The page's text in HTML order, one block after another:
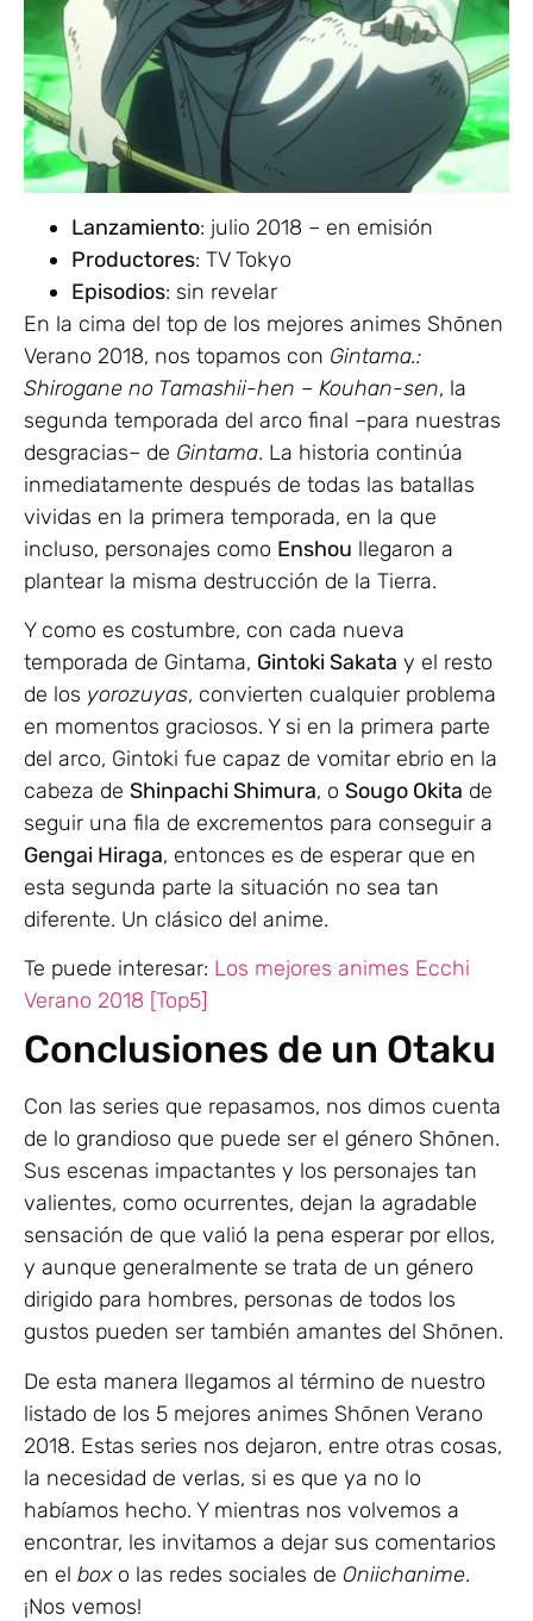
Lanzamiento: julio 2018 – en emisión
Productores: TV Tokyo
Episodios: sin revelar
En la cima del top de los mejores animes Shōnen
Verano 2018, nos topamos con Gintama.:
Shirogane no Tamashii-hen – Kouhan-sen, la
segunda temporada del arco final –para nuestras
desgracias– de Gintama. La historia continúa
inmediatamente después de todas las batallas
vividas en la primera temporada, en la que
incluso, personajes como Enshou llegaron a
plantear la misma destrucción de la Tierra.
Y como es costumbre, con cada nueva
temporada de Gintama, Gintoki Sakata y el resto
de los yorozuyas, convierten cualquier problema
en momentos graciosos. Y si en la primera parte
del arco, Gintoki fue capaz de vomitar ebrio en la
cabeza de Shinpachi Shimura, o Sougo Okita de
seguir una fila de excrementos para conseguir a
Gengai Hiraga, entonces es de esperar que en
esta segunda parte la situación no sea tan
diferente. Un clásico del anime.
Te puede interesar: Los mejores animes Ecchi
Verano 2018 [Top5]
Conclusiones de un Otaku
Con las series que repasamos, nos dimos cuenta
de lo grandioso que puede ser el género Shōnen.
Sus escenas impactantes y los personajes tan
valientes, como ocurrentes, dejan la agradable
sensación de que valió la pena esperar por ellos,
y aunque generalmente se trata de un género
dirigido para hombres, personas de todos los
gustos pueden ser también amantes del Shōnen.
De esta manera llegamos al término de nuestro
listado de los 5 mejores animes Shōnen Verano
2018. Estas series nos dejaron, entre otras cosas,
la necesidad de verlas, si es que ya no lo
habíamos hecho. Y mientras nos volvemos a
encontrar, les invitamos a dejar sus comentarios
en el boxo las redes sociales de Oniichanime.
¡Nos vemos!